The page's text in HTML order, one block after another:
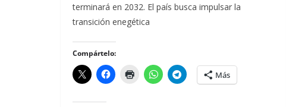
terminará en 2032. El país busca impulsar la
transición enegética
Compártelo:
Más